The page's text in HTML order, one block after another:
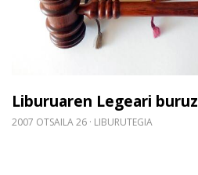
Liburuaren Legeari buruz
2007 OTSAILA 26 LIBURUTEGIA